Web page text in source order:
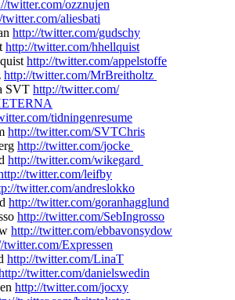
twitter.com/ozznujen
aliesbati
http://twitter.com/gudschy
http://twitter.com/hhellquist
http://twitter.com/appelstoffe
http://twitter.com/MrBreitholtz
SVT http://twitter.com/
tidningenresume
http://twitter.com/SVTChris
http://twitter.com/jocke
http://twitter.com/wikegard
twitter.com/leifby
twitter.com/andreslokko
http://twitter.com/goranhagglund
http://twitter.com/SebIngrosso
http://twitter.com/ebbavonsydow
twitter.com/Expressen
http://twitter.com/LinaT
twitter.com/danielswedin
http://twitter.com/jocxy